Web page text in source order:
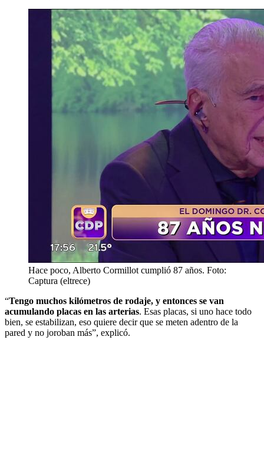
Hace poco, Alberto Cormillot cumplió 87 años. Foto:
Captura (eltrece)
“Tengo muchos kilómetros de rodaje, y entonces se van
acumulando placas en las arterias. Esas placas, si uno hace todo
bien, se estabilizan, eso quiere decir que se meten adentro de la
pared y no joroban más”, explicó.